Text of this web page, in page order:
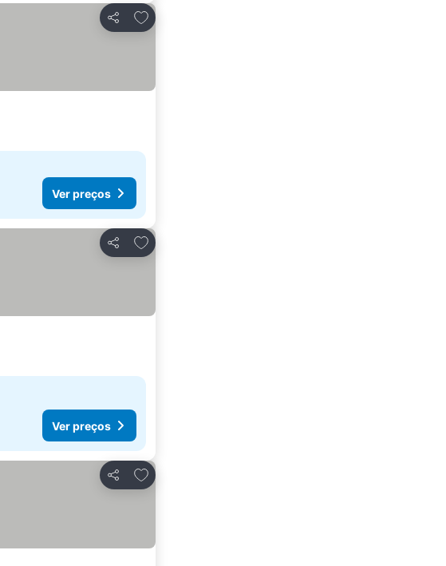
Partilhar
Adicionar aos favoritos
Ver preços
Partilhar
Adicionar aos favoritos
Ver preços
Partilhar
Adicionar aos favoritos